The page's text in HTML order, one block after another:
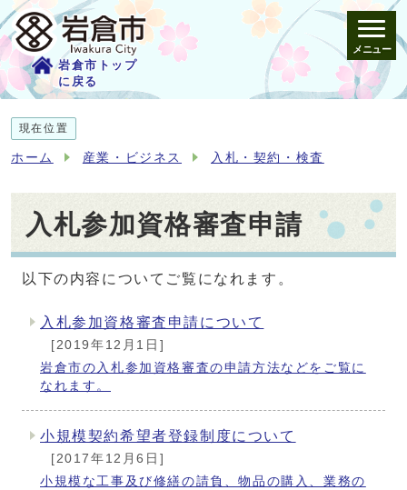
岩倉市トップ
に戻る
メニュー
現在位置
ホーム 産業・ビジネス 入札・契約・検査
入札参加資格審査申請
以下の内容についてご覧になれます。
メインメニュー
入札参加資格審査申請について
[2019年12月1日]
岩倉市の入札参加資格審査の申請方法などをご覧に
なれます。
小規模契約希望者登録制度について
[2017年12月6日]
小規模な工事及び修繕の請負、物品の購入、業務の